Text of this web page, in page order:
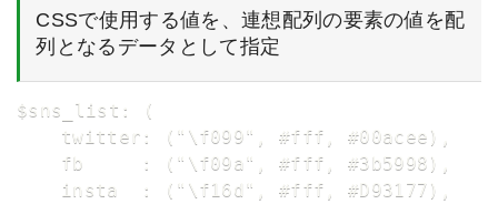
CSSで使用する値を、連想配列の要素の値を配
列となるデータとして指定
$sns_list: (